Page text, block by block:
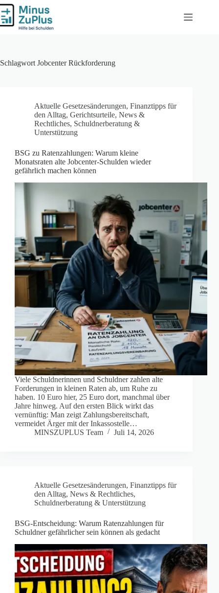
Zum
Inhalt
springen
Schlagwort Jobcenter Rückforderung
Aktuelle Gesetzesänderungen, Finanztipps für
den Alltag, Gerichtsurteile, News &
Rechtliches, Schuldnerberatung &
Unterstützung
BSG zu Ratenzahlungen: Warum kleine
Monatsraten alte Jobcenter-Schulden wieder
gefährlich machen können
Viele Schuldnerinnen und Schuldner zahlen alte
Forderungen in kleinen Raten ab, um Ruhe zu
haben. 10 Euro hier, 25 Euro dort, manchmal über
Jahre hinweg. Auf den ersten Blick wirkt das
vernünftig: Man zeigt Zahlungsbereitschaft,
vermeidet Ärger mit der Inkassostelle…
MINSZUPLUS Team
Juli 14, 2026
Aktuelle Gesetzesänderungen, Finanztipps für
den Alltag, News & Rechtliches,
Schuldnerberatung & Unterstützung
BSG-Entscheidung: Warum Ratenzahlungen für
Schuldner gefährlicher sein können als gedacht